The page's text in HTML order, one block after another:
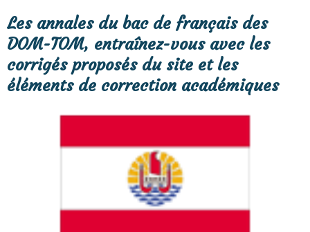
Les annales du bac de français des
DOM-TOM, entraînez-vous avec les
corrigés proposés du site et les
éléments de correction académiques